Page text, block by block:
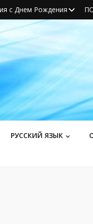
с Днем Рождения
РУССКИЙ ЯЗЫК